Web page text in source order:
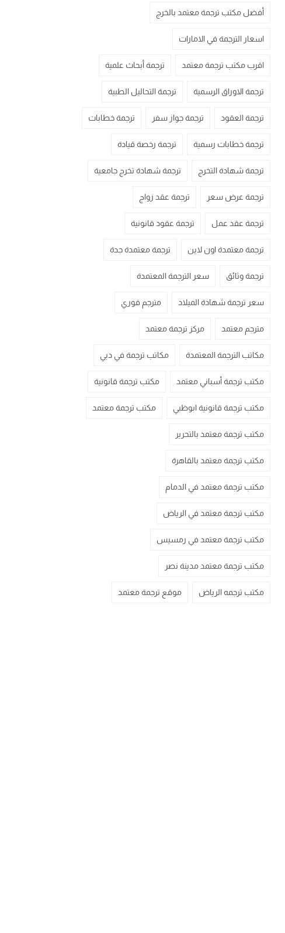
أفضل مكتب ترجمة معتمد بالخرج
اسعار الترجمة في الامارات
اقرب مكتب ترجمة معتمد ترجمة أبحاث علمية
ترجمة الاوراق الرسمية ترجمة التحاليل الطبية
ترجمة العقود ترجمة جواز سفر ترجمة خطابات
ترجمة خطابات رسمية ترجمة رخصة قيادة
ترجمة شهادة التخرج ترجمة شهادة تخرج جامعية
ترجمة عرض سعر ترجمة عقد زواج
ترجمة عقد عمل ترجمة عقود قانونية
ترجمة معتمدة اون لاين ترجمة معتمدة جدة
ترجمة وثائق سعر الترجمة المعتمدة
سعر ترجمة شهادة الميلاد مترجم فوري
مترجم معتمد مركز ترجمة معتمد
مكاتب الترجمة المعتمدة مكاتب ترجمة في دبي
مكتب ترجمة أسباني معتمد مكتب ترجمة قانونية
مكتب ترجمة قانونية ابوظبي مكتب ترجمة معتمد
مكتب ترجمة معتمد بالتحرير
مكتب ترجمة معتمد بالقاهرة
مكتب ترجمة معتمد في الدمام
مكتب ترجمة معتمد في الرياض
مكتب ترجمة معتمد في رمسيس
مكتب ترجمة معتمد مدينة نصر
مكتب ترجمه الرياض موقع ترجمة معتمد